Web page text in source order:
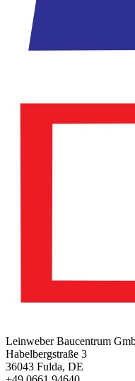
Leinweber Baucentrum
Habelbergstraße 3
36043 Fulda, DE